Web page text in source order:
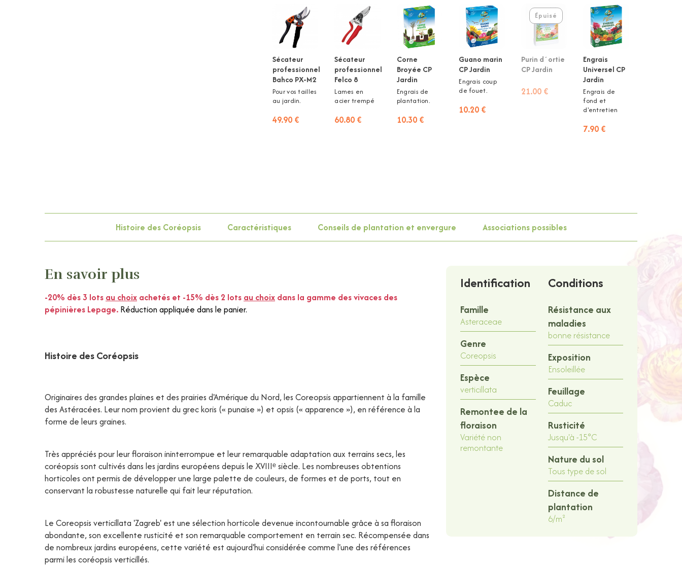
Sécateur
professionnel
Bahco PX-M2
Pour vos tailles
au jardin.
49.90 €
Sécateur
professionnel
Felco 8
Lames en
acier trempé
60.80 €
Corne
Broyée CP
Jardin
Engrais de
plantation.
10.30 €
Guano marin
CP Jardin
Engrais coup
de fouet.
10.20 €
Épuisé
Purin d´ortie
CP Jardin
21.00 €
Engrais
Universel CP
Jardin
Engrais de
fond et
d'entretien
7.90 €
Histoire des Coréopsis Caractéristiques Conseils de plantation et envergure Associations possibles
En savoir plus
-20% dès 3 lots au choix achetés et -15% dès 2 lots au choix dans la gamme des vivaces des
pépinières Lepage. Réduction appliquée dans le panier.
Histoire des Coréopsis
Originaires des grandes plaines et des prairies d'Amérique du Nord, les Coreopsis appartiennent à la famille
des Astéracées. Leur nom provient du grec koris (« punaise ») et opsis (« apparence »), en référence à la
forme de leurs graines.
Très appréciés pour leur floraison ininterrompue et leur remarquable adaptation aux terrains secs, les
coréopsis sont cultivés dans les jardins européens depuis le XVIIIᵉ siècle. Les nombreuses obtentions
horticoles ont permis de développer une large palette de couleurs, de formes et de ports, tout en
conservant la robustesse naturelle qui fait leur réputation.
Le Coreopsis verticillata 'Zagreb' est une sélection horticole devenue incontournable grâce à sa floraison
abondante, son excellente rusticité et son remarquable comportement en terrain sec. Récompensée dans
de nombreux jardins européens, cette variété est aujourd'hui considérée comme l'une des références
parmi les coréopsis verticillés.
Identification
Famille
Asteraceae
Genre
Coreopsis
Espèce
verticillata
Remontee de la
floraison
Variété non
remontante
Conditions
Résistance aux
maladies
bonne résistance
Exposition
Ensoleillée
Feuillage
Caduc
Rusticité
Jusqu'à -15°C
Nature du sol
Tous type de sol
Distance de
plantation
6/m²